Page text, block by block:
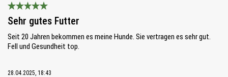
Sehr gutes Futter
Seit 20 Jahren bekommen es meine Hunde. Sie vertragen es sehr gut.
Fell und Gesundheit top.
28.04.2025, 18:43